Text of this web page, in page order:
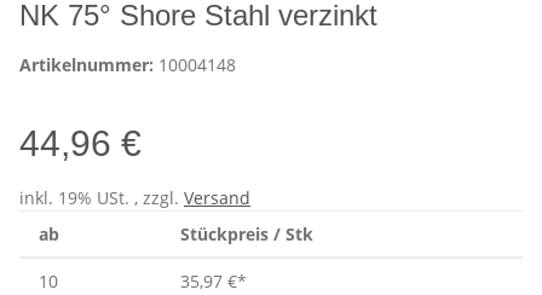
NK 75° Shore Stahl verzinkt
Artikelnummer: 10004148
44,96 €
inkl. 19% USt. , zzgl. Versand
ab
Stückpreis / Stk
10 35,97 €*